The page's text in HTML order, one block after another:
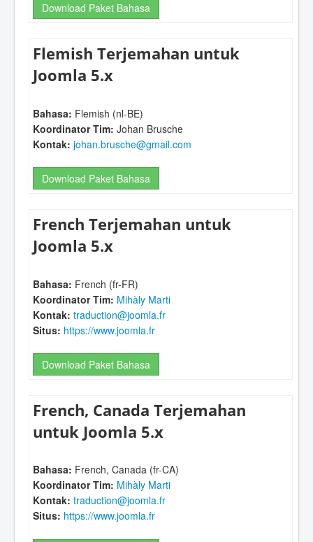
Download Paket Bahasa
Flemish Terjemahan untuk
Joomla 5.x
Bahasa: Flemish (nl-BE)
Koordinator Tim: Johan Brusche
Kontak: johan.brusche@gmail.com
Download Paket Bahasa
French Terjemahan untuk
Joomla 5.x
Bahasa: French (fr-FR)
Koordinator Tim: Mihàly Marti
Kontak: traduction@joomla.fr
Situs: https://www.joomla.fr
Download Paket Bahasa
French, Canada Terjemahan
untuk Joomla 5.x
Bahasa: French, Canada (fr-CA)
Koordinator Tim: Mihàly Marti
Kontak: traduction@joomla.fr
Situs: https://www.joomla.fr